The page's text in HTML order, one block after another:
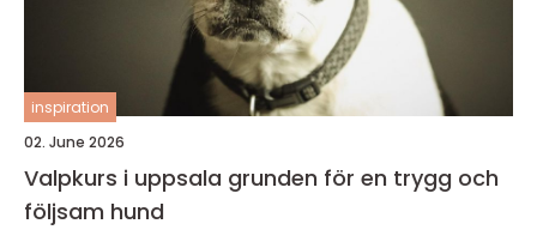
inspiration
02. June 2026
Valpkurs i uppsala grunden för en trygg och
följsam hund